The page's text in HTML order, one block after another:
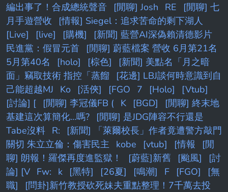
編出事了！合成總統聲音
[閒聊] Josh RE
[閒聊] 七
月手遊營收
[情報] Siegel：追求苦命的剩下湖人
[Live]
[live] [購機]
[新聞] 藍營AI深偽賴清德影片
民進黨：假冒元首
[閒聊] 蔚藍檔案 營收 6月第21名
5月第40名
[holo] [棕色]
[新聞] 美點名「月之暗
面」竊取技術 指控「蒸餾
[花邊] LBJ談何時意識到自
己能超越MJ
Ko [活俠] [FGO 7 [Holo]
[Vtub]
[討論] [
[閒聊] 李冠儀FB ( K [BGD]
[閒聊] 終末地
基建這次算簡化...嗎?
[閒聊] 是JDG陣容不行還是
Tabe沒料 R:
[新聞] 「萊爾校長」作者竟遭警方敲門
關切 朱立立倫：傷害民主
kobe [vtub] [情報
[閒
聊] 朗報！羅傑再度進監獄！
[蔚藍]新舊 [颱風]
[討
論] [V Fw: k [黑特] [26夏] [鳴潮] F [FGO]
[無
職]
[問卦]新竹教授砍死妹夫重點整理！7千萬去投